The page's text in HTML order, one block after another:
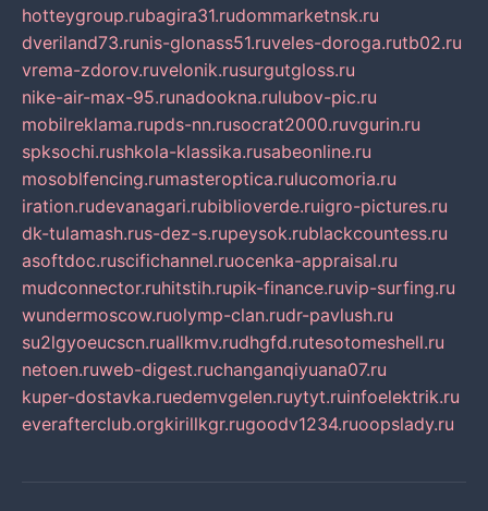
hotteygroup.rubagira31.rudommarketnsk.ru
dveriland73.runis-glonass51.ruveles-doroga.rutb02.ru
vrema-zdorov.ruvelonik.rusurgutgloss.ru
nike-air-max-95.runadookna.rulubov-pic.ru
mobilreklama.rupds-nn.rusocrat2000.ruvgurin.ru
spksochi.rushkola-klassika.rusabeonline.ru
mosoblfencing.rumasteroptica.rulucomoria.ru
iration.rudevanagari.rubiblioverde.ruigro-pictures.ru
dk-tulamash.rus-dez-s.rupeysok.rublackcountess.ru
asoftdoc.ruscifichannel.ruocenka-appraisal.ru
mudconnector.ruhitstih.rupik-finance.ruvip-surfing.ru
wundermoscow.ruolymp-clan.rudr-pavlush.ru
su2lgyoeucscn.ruallkmv.rudhgfd.rutesotomeshell.ru
netoen.ruweb-digest.ruchanganqiyuana07.ru
kuper-dostavka.ruedemvgelen.ruytyt.ruinfoelektrik.ru
everafterclub.orgkirillkgr.rugoodv1234.ruoopslady.ru